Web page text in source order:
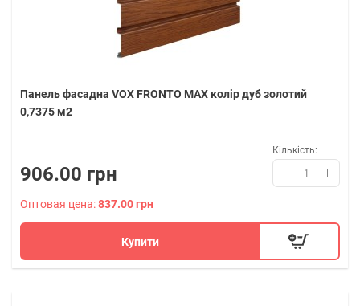
Панель фасадна VOX FRONTO MAX колір дуб золотий
0,7375 м2
906.00 грн
Кількість:
Оптовая цена:837.00 грн
Купити